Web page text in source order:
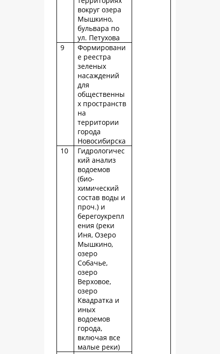
вокруг озера
Мышкино,
бульвара по
ул. Петухова
9
Формировани
е реестра
зеленых
насаждений
для
общественны
х пространств
на
территории
города
Новосибирска
10
Гидрологичес
кий анализ
водоемов
(био-
химический
состав воды и
проч.) и
берегоукрепл
ения (реки
Иня, Озеро
Мышкино,
озеро
Собачье,
озеро
Верховое,
озеро
Квадратка и
иных
водоемов
города,
включая все
малые реки)